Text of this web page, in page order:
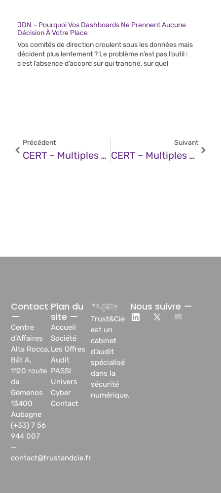
JDN – Pourquoi Vos Dashboards Ne Prennent Aucune
Décision À Votre Place
Vos comités de direction croulent sous les données mais
décident plus lentement ? Le problème n’est pas l’outil :
c’est l’absence d’accord sur qui tranche, sur quel
Précédent
CERT – Multiples Vulnérabilités Dans Les Produits Fortinet (09 Juillet 2025)
Suivant
CERT – Multiples Vulnérabilités Dans Les Produits Microsoft (09 Juillet 2025)
Trust&Cie
est un
cabinet
d’audit
spécialisé
dans la
sécurité
numérique.
Plan du
site —
Accueil
Société
Les Offres
Audit
PASSI
Univers
Cyber
Contact
Contact
—
Centre
d’Affaires
Alta Rocca,
Bât A,
1120 route
de
Gémenos
13400
Aubagne
(+33) 7 56
944 007
—
contact@trustandcie.fr
Nous suivre —